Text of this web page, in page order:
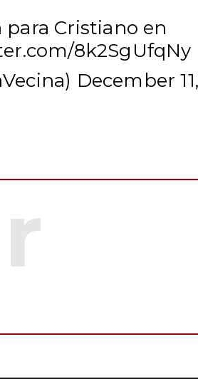
para Cristiano en
8k2SgUfqNy
December 11,